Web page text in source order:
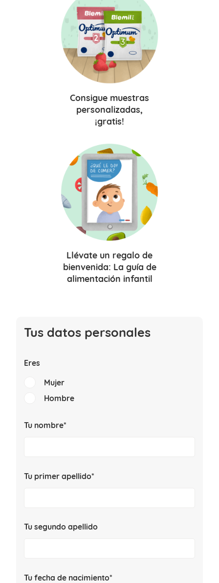
Consigue muestras
personalizadas,
¡gratis!
Llévate un regalo de
bienvenida: La guía de
alimentación infantil
Tus datos personales
Eres
Mujer
Hombre
Tu nombre*
Tu primer apellido*
Tu segundo apellido
Tu fecha de nacimiento*